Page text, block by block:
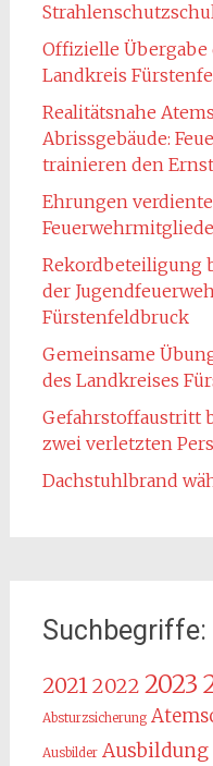
Offizielle Übergabe
Landkreis
Realitätsnahe
Abrissgebäude:
trainieren den
Ehrungen
Rekordbeteiligung
der
Fürstenfeldbruck
Gemeinsame
des Landkreises
Gefahrstoffaustritt
zwei verletzten
Dachstuhlbrand
Suchbegriffe:
20212022 2023
Absturzsicherung
Ausbilder Ausbildung